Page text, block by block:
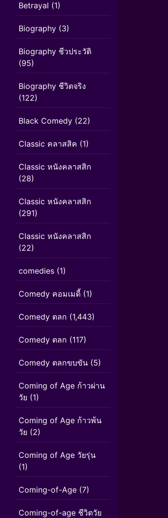
Betrayal (1)
Biography (3)
Biography ชีวประวัติ
(95)
Biography ชีวิตจริง
(122)
Black Comedy (22)
Classic คลาสสิค (1)
Classic หนังคลาสสิก
(28)
Classic หนังคลาสสิก
(291)
Classic หนังคลาสสิก
(22)
comedies (1)
Comedy คอมเมดี้ (1)
Comedy ตลก (1,443)
Comedy ตลก (117)
Comedy ตลกขบขัน (5)
Coming of Age ก้าวผ่าน
วัย (1)
Coming of Age ก้าวพ้น
วัย (2)
Coming of Age วัยรุ่น
(1)
Coming-of-Age (7)
Coming-of-age ชีวิตวัย